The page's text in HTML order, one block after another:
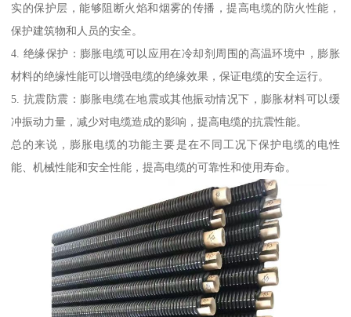
实的保护层，能够阻断火焰和烟雾的传播，提高电缆的防火性能，
保护建筑物和人员的安全。
4. 绝缘保护：膨胀电缆可以应用在冷却剂周围的高温环境中，膨胀
材料的绝缘性能可以增强电缆的绝缘效果，保证电缆的安全运行。
5. 抗震防震：膨胀电缆在地震或其他振动情况下，膨胀材料可以缓
冲振动力量，减少对电缆造成的影响，提高电缆的抗震性能。
总的来说，膨胀电缆的功能主要是在不同工况下保护电缆的电性
能、机械性能和安全性能，提高电缆的可靠性和使用寿命。